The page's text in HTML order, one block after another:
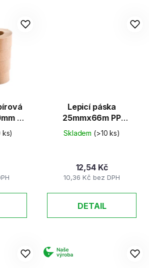
x
ks)
Lepicí páska
25mmx66m PP
transparentní
Skladem (>10 ks)
10,36 Kč bez DPH
12,54 Kč
DETAIL